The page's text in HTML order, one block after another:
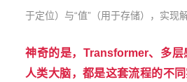
于定位）与“值”（用于存储），实现
神奇的是，Transformer、多层
人类大脑，都是这套流程的不